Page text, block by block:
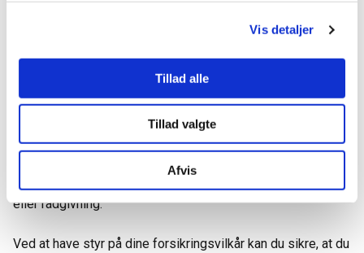
Vis detaljer
Tillad alle
Tillad valgte
Afvis
smidig og retfærdig behandling af ens skadesanmeldelse.
Det er vigtigt at huske, at forsikringsvilkår kan variere
mellem forskellige forsikringsselskaber og
forsikringer. Derfor er det nødvendigt at læse og forstå
vilkårene for den forsikring, du køber.
Hvis der opstår spørgsmål eller tvivl, er det altid en god idé
at kontakte forsikringsselskabet og få yderligere forklaring
eller rådgivning.
Ved at have styr på dine forsikringsvilkår kan du sikre, at du